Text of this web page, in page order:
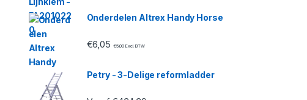
Onderdelen Altrex Handy Horse
€6,05 €5,00 Excl. BTW
Petry - 3-Delige reformladder